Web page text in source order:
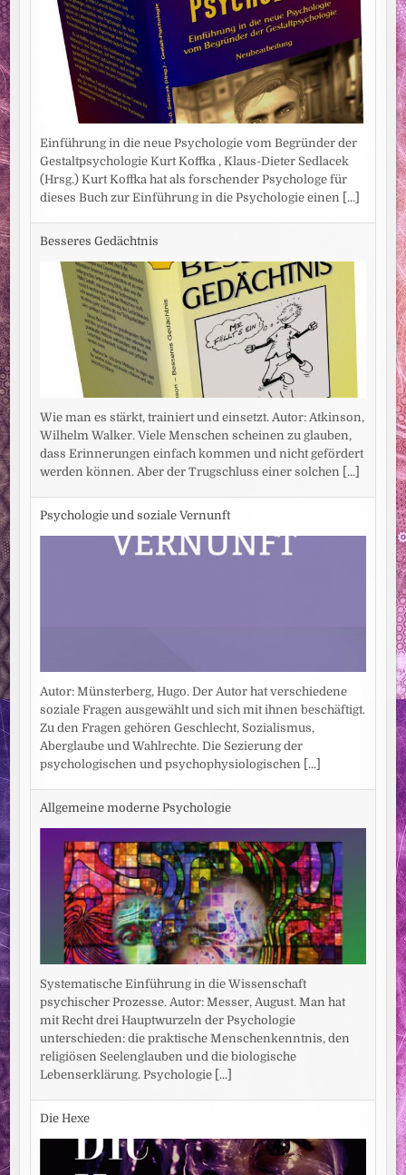
Einführung in die neue Psychologie vom Begründer der
Gestaltpsychologie Kurt Koffka , Klaus-Dieter Sedlacek
(Hrsg.) Kurt Koffka hat als forschender Psychologe für
dieses Buch zur Einführung in die Psychologie einen [...]
Besseres Gedächtnis
Wie man es stärkt, trainiert und einsetzt. Autor: Atkinson,
Wilhelm Walker. Viele Menschen scheinen zu glauben,
dass Erinnerungen einfach kommen und nicht gefördert
werden können. Aber der Trugschluss einer solchen [...]
Psychologie und soziale Vernunft
Autor: Münsterberg, Hugo. Der Autor hat verschiedene
soziale Fragen ausgewählt und sich mit ihnen beschäftigt.
Zu den Fragen gehören Geschlecht, Sozialismus,
Aberglaube und Wahlrechte. Die Sezierung der
psychologischen und psychophysiologischen [...]
Allgemeine moderne Psychologie
Systematische Einführung in die Wissenschaft
psychischer Prozesse. Autor: Messer, August. Man hat
mit Recht drei Hauptwurzeln der Psychologie
unterschieden: die praktische Menschenkenntnis, den
religiösen Seelenglauben und die biologische
Lebenserklärung. Psychologie [...]
Die Hexe